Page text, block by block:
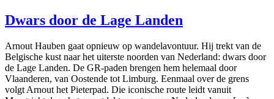
Dwars door de Lage Landen
Arnout Hauben gaat opnieuw op wandelavontuur. Hij trekt van de
Belgische kust naar het uiterste noorden van Nederland: dwars door
de Lage Landen. De GR-paden brengen hem helemaal door
Vlaanderen, van Oostende tot Limburg. Eenmaal over de grens
volgt Arnout het Pieterpad. Die iconische route leidt vanuit